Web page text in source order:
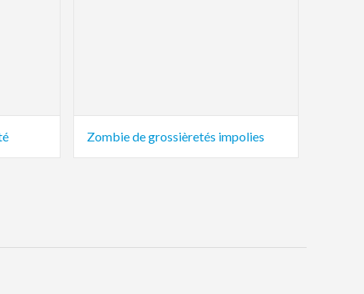
Zombie de grossièretés impolies